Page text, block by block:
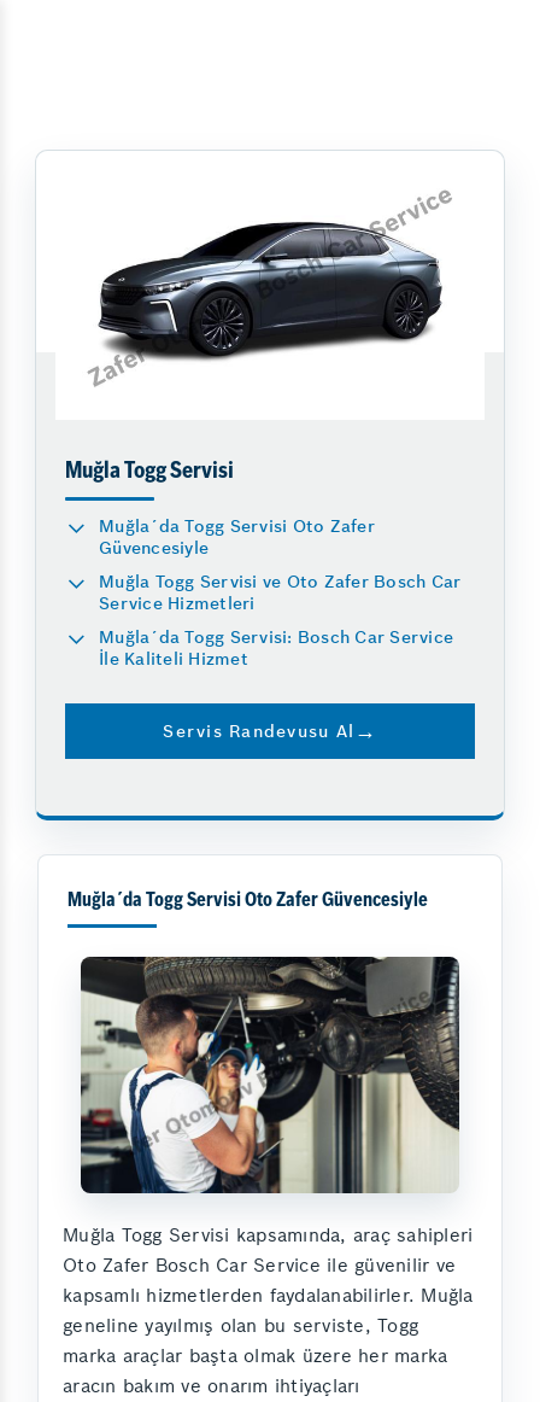
Muğla Togg Servisi
Muğla´da Togg Servisi Oto Zafer
Güvencesiyle
Muğla Togg Servisi ve Oto Zafer Bosch Car
Service Hizmetleri
Muğla´da Togg Servisi: Bosch Car Service
İle Kaliteli Hizmet
Servis Randevusu Al
Muğla´da Togg Servisi Oto Zafer Güvencesiyle
Muğla Togg Servisi kapsamında, araç sahipleri
Oto Zafer Bosch Car Service ile güvenilir ve
kapsamlı hizmetlerden faydalanabilirler. Muğla
geneline yayılmış olan bu serviste, Togg
marka araçlar başta olmak üzere her marka
aracın bakım ve onarım ihtiyaçları